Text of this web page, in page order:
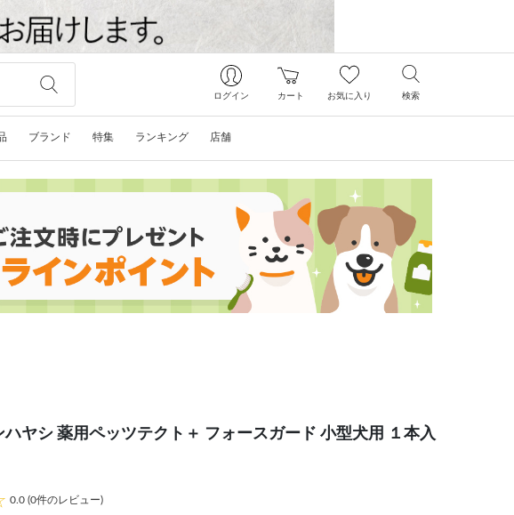
ログイン カート お気に入り 検索
ブランド 特集 ランキング 店舗
ハヤシ 薬用ペッツテクト＋ フォースガード 小型犬用 １本入
0.0 (0件のレビュー)